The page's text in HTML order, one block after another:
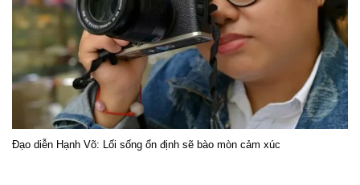
Đạo diễn Hạnh Võ: Lối sống ổn định sẽ bào mòn cảm xúc